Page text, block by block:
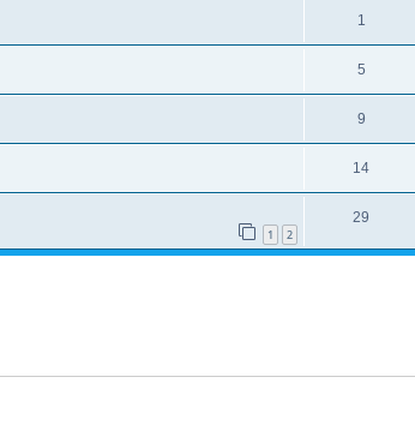
1
5
9
14
1 2
29